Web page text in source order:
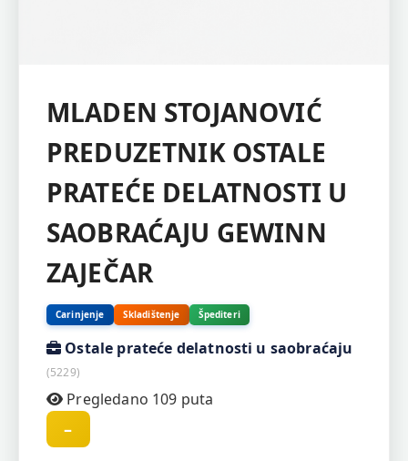
MLADEN STOJANOVIĆ
PREDUZETNIK OSTALE
PRATEĆE DELATNOSTI U
SAOBRAĆAJU GEWINN
ZAJEČAR
Carinjenje Skladištenje Špediteri
Ostale prateće delatnosti u saobraćaju
(5229)
Pregledano 109 puta
–